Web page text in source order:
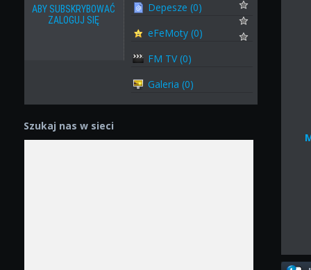
ABY SUBSKRYBOWAĆ
ZALOGUJ SIĘ
Depesze (0)
eFeMoty (0)
FM TV (0)
Galeria (0)
Szukaj nas w sieci